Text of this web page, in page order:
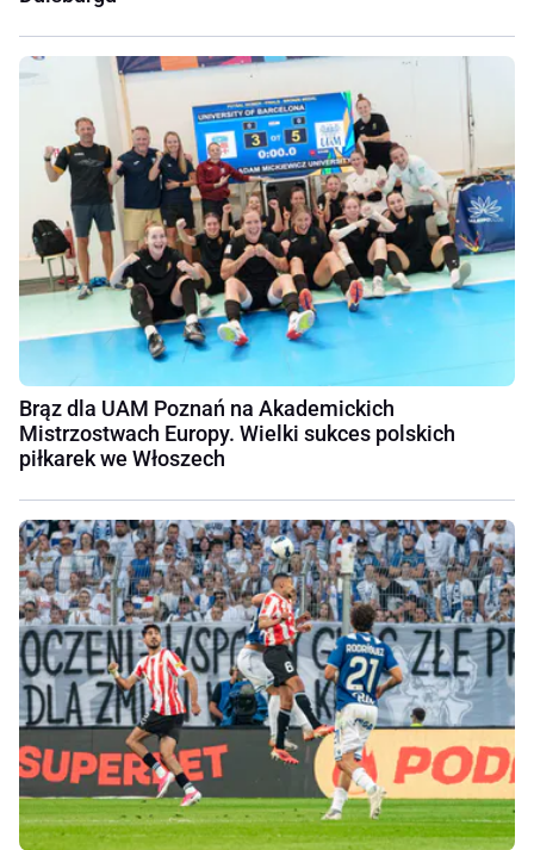
Brąz dla UAM Poznań na Akademickich
Mistrzostwach Europy. Wielki sukces polskich
piłkarek we Włoszech